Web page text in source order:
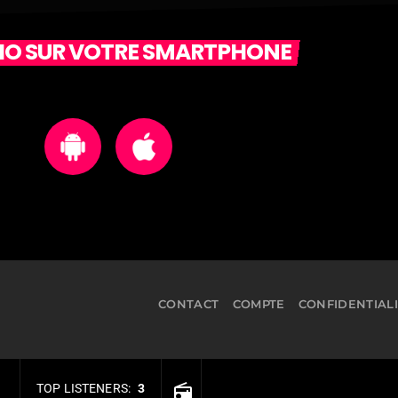
TOP LISTENERS: 3 radio
SUR VOTRE SMARTPHONE
CONTACT COMPTE